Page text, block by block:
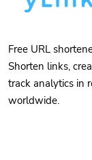
Free URL
Shorten links,
track analytics in
worldwide.